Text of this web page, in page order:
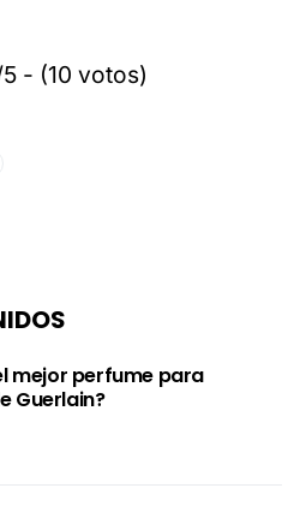
- (10 votos)
mejor perfume para
Guerlain?